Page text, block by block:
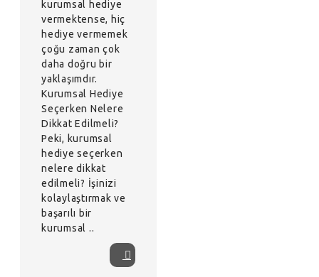
kurumsal hediye
vermektense, hiç
hediye vermemek
çoğu zaman çok
daha doğru bir
yaklaşımdır.
Kurumsal Hediye
Seçerken Nelere
Dikkat Edilmeli?
Peki, kurumsal
hediye seçerken
nelere dikkat
edilmeli? İşinizi
kolaylaştırmak ve
başarılı bir
kurumsal ..